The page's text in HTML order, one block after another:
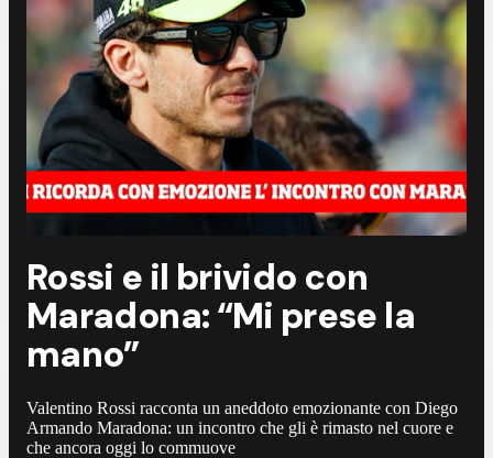
Rossi e il brivido con
Maradona: “Mi prese la
mano”
Valentino Rossi racconta un aneddoto emozionante con Diego
Armando Maradona: un incontro che gli è rimasto nel cuore e
che ancora oggi lo commuove